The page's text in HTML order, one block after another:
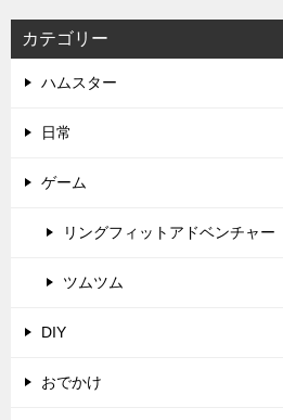
カテゴリー
ハムスター
日常
ゲーム
リングフィットアドベンチャー
ツムツム
DIY
おでかけ